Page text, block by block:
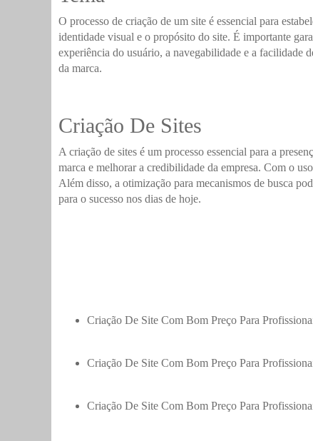
O processo de criação de um site é essencial para
identidade visual e o propósito do site. É importante
experiência do usuário, a navegabilidade e a facilidade
da marca.
Criação De Sites
A criação de sites é um processo essencial para a
marca e melhorar a credibilidade da empresa. Com o
Além disso, a otimização para mecanismos de busca
para o sucesso nos dias de hoje.
Criação De Site Com Bom Preço Para
Criação De Site Com Bom Preço Para
Criação De Site Com Bom Preço Para